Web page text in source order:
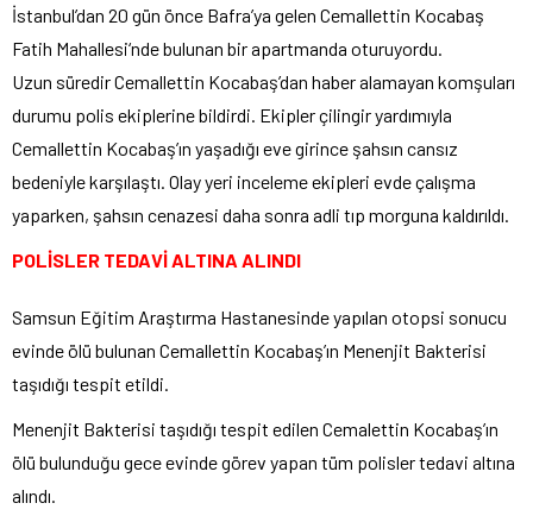
İstanbul’dan 20 gün önce Bafra’ya gelen Cemallettin Kocabaş
Fatih Mahallesi‘nde bulunan bir apartmanda oturuyordu.
Uzun süredir Cemallettin Kocabaş’dan haber alamayan komşuları
durumu polis ekiplerine bildirdi. Ekipler çilingir yardımıyla
Cemallettin Kocabaş’ın yaşadığı eve girince şahsın cansız
bedeniyle karşılaştı. Olay yeri inceleme ekipleri evde çalışma
yaparken, şahsın cenazesi daha sonra adli tıp morguna kaldırıldı.
POLİSLER TEDAVİ ALTINA ALINDI
Samsun Eğitim Araştırma Hastanesinde yapılan otopsi sonucu
evinde ölü bulunan Cemallettin Kocabaş’ın Menenjit Bakterisi
taşıdığı tespit etildi.
Menenjit Bakterisi taşıdığı tespit edilen Cemalettin Kocabaş’ın
ölü bulunduğu gece evinde görev yapan tüm polisler tedavi altına
alındı.